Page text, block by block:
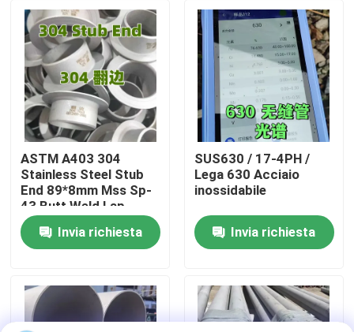
Su di noi
visita della fabbrica
Controllo della qualità
Contattaci
Notizie
Chiedi un preventivo
ASTM A403 304
Stainless Steel Stub
End 89*8mm Mss Sp-
43 Butt Weld Lap
Joint Stub End (Type
corto)Invia richiesta
SUS630 / 17-4PH /
Lega 630 Acciaio
inossidabile
Invia richiesta